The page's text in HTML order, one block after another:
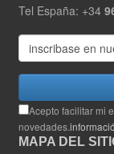
Tel España: +34
Acepto facilitar mi
novedades.
MAPA DEL